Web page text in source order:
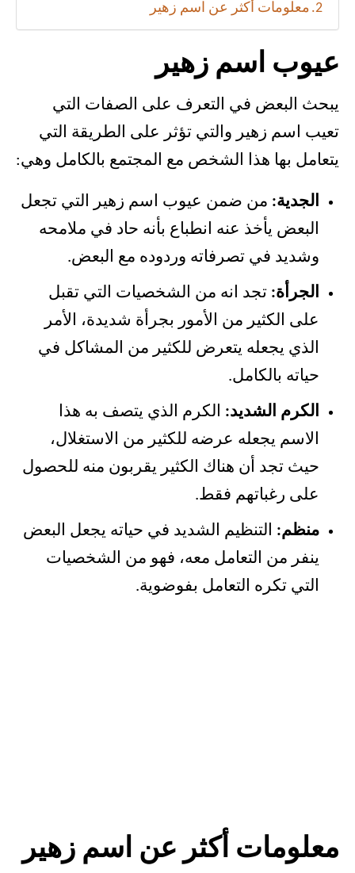
معلومات أكثر عن اسم زهير
عيوب اسم زهير
يبحث البعض في التعرف على الصفات التي
تعيب اسم زهير والتي تؤثر على الطريقة التي
يتعامل بها هذا الشخص مع المجتمع بالكامل وهي:
الجدية: من ضمن عيوب اسم زهير التي تجعل
البعض يأخذ عنه انطباع بأنه حاد في ملامحه
وشديد في تصرفاته وردوده مع البعض.
الجرأة: تجد انه من الشخصيات التي تقبل
على الكثير من الأمور بجرأة شديدة، الأمر
الذي يجعله يتعرض للكثير من المشاكل في
حياته بالكامل.
الكرم الشديد: الكرم الذي يتصف به هذا
الاسم يجعله عرضه للكثير من الاستغلال،
حيث تجد أن هناك الكثير يقربون منه للحصول
على رغباتهم فقط.
منظم: التنظيم الشديد في حياته يجعل البعض
ينفر من التعامل معه، فهو من الشخصيات
التي تكره التعامل بفوضوية.
معلومات أكثر عن اسم زهير